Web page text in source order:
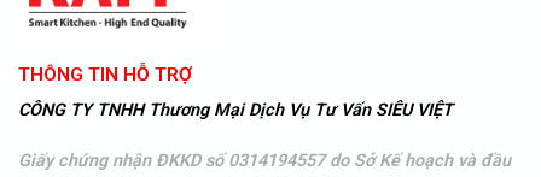
THÔNG TIN HỖ TRỢ
CÔNG TY TNHH Thương Mại Dịch Vụ Tư Vấn SIÊU VIỆT
Giấy chứng nhận ĐKKD số 0314194557 do Sở Kế hoạch và đầu